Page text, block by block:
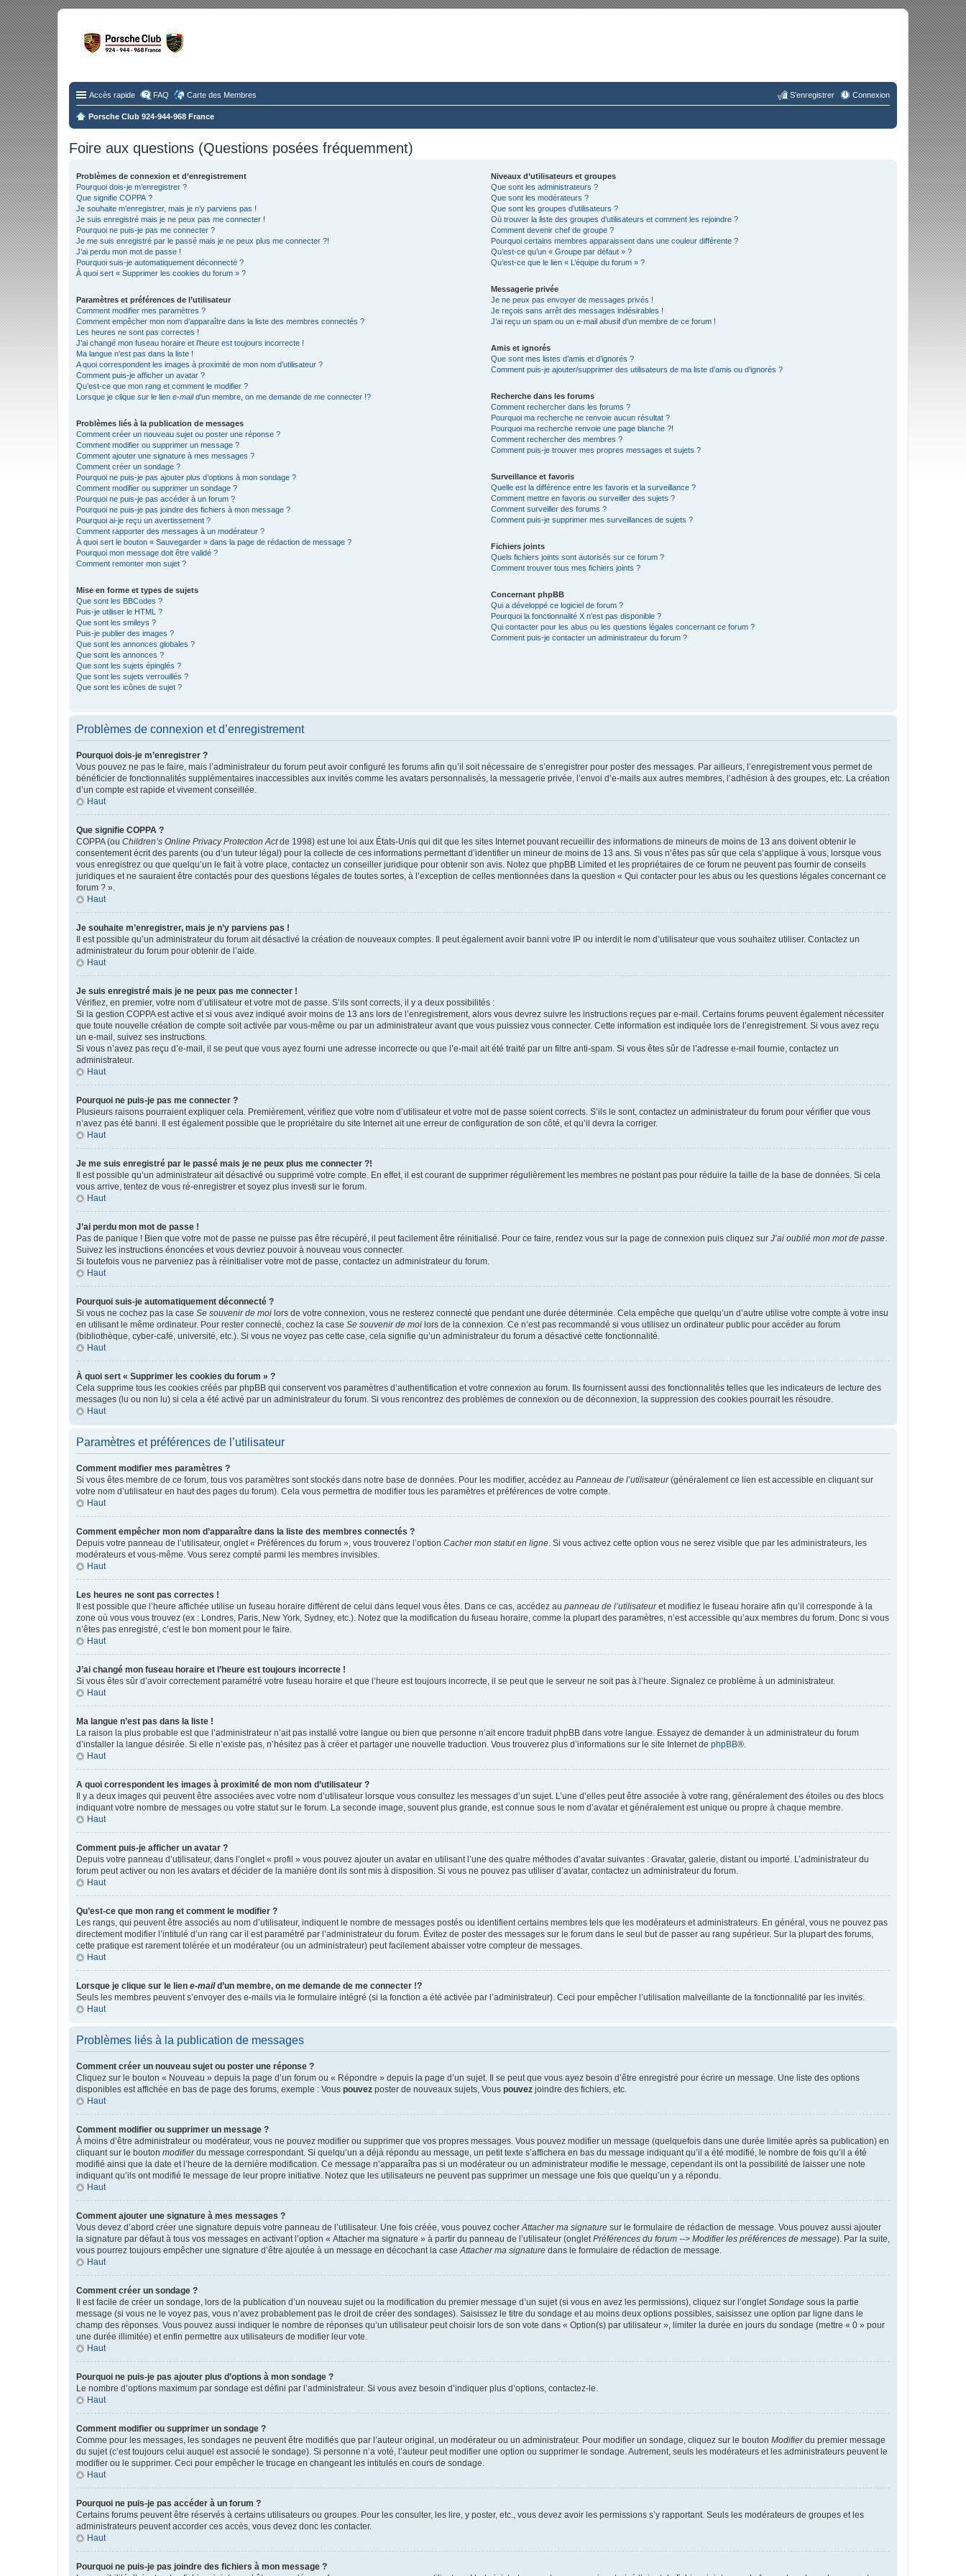
Accès rapide FAQ Carte des Membres Connexion
S’enregistrer
Porsche Club 924-944-968 France
Foire aux questions (Questions posées fréquemment)
Problèmes de connexion et d’enregistrement
Pourquoi dois-je m’enregistrer ?
Que signifie COPPA ?
Je souhaite m’enregistrer, mais je n’y parviens pas !
Je suis enregistré mais je ne peux pas me connecter !
Pourquoi ne puis-je pas me connecter ?
Je me suis enregistré par le passé mais je ne peux plus me connecter ?!
J’ai perdu mon mot de passe !
Pourquoi suis-je automatiquement déconnecté ?
À quoi sert « Supprimer les cookies du forum » ?
Paramètres et préférences de l’utilisateur
Comment modifier mes paramètres ?
Comment empêcher mon nom d’apparaître dans la liste des membres connectés ?
Les heures ne sont pas correctes !
J’ai changé mon fuseau horaire et l’heure est toujours incorrecte !
Ma langue n’est pas dans la liste !
A quoi correspondent les images à proximité de mon nom d’utilisateur ?
Comment puis-je afficher un avatar ?
Qu’est-ce que mon rang et comment le modifier ?
Lorsque je clique sur le lien e-maild’un membre, on me demande de me connecter !?
Problèmes liés à la publication de messages
Comment créer un nouveau sujet ou poster une réponse ?
Comment modifier ou supprimer un message ?
Comment ajouter une signature à mes messages ?
Comment créer un sondage ?
Pourquoi ne puis-je pas ajouter plus d’options à mon sondage ?
Comment modifier ou supprimer un sondage ?
Pourquoi ne puis-je pas accéder à un forum ?
Pourquoi ne puis-je pas joindre des fichiers à mon message ?
Pourquoi ai-je reçu un avertissement ?
Comment rapporter des messages à un modérateur ?
À quoi sert le bouton « Sauvegarder » dans la page de rédaction de message ?
Pourquoi mon message doit être validé ?
Comment remonter mon sujet ?
Mise en forme et types de sujets
Que sont les BBCodes ?
Puis-je utiliser le HTML ?
Que sont les smileys ?
Puis-je publier des images ?
Que sont les annonces globales ?
Que sont les annonces ?
Que sont les sujets épinglés ?
Que sont les sujets verrouillés ?
Que sont les icônes de sujet ?
Niveaux d’utilisateurs et groupes
Que sont les administrateurs ?
Que sont les modérateurs ?
Que sont les groupes d’utilisateurs ?
Où trouver la liste des groupes d’utilisateurs et comment les rejoindre ?
Comment devenir chef de groupe ?
Pourquoi certains membres apparaissent dans une couleur différente ?
Qu’est-ce qu’un « Groupe par défaut » ?
Qu’est-ce que le lien « L’équipe du forum » ?
Messagerie privée
Je ne peux pas envoyer de messages privés !
Je reçois sans arrêt des messages indésirables !
J’ai reçu un spam ou un e-mail abusif d’un membre de ce forum !
Amis et ignorés
Que sont mes listes d’amis et d’ignorés ?
Comment puis-je ajouter/supprimer des utilisateurs de ma liste d’amis ou d’ignorés ?
Recherche dans les forums
Comment rechercher dans les forums ?
Pourquoi ma recherche ne renvoie aucun résultat ?
Pourquoi ma recherche renvoie une page blanche ?!
Comment rechercher des membres ?
Comment puis-je trouver mes propres messages et sujets ?
Surveillance et favoris
Quelle est la différence entre les favoris et la surveillance ?
Comment mettre en favoris ou surveiller des sujets ?
Comment surveiller des forums ?
Comment puis-je supprimer mes surveillances de sujets ?
Fichiers joints
Quels fichiers joints sont autorisés sur ce forum ?
Comment trouver tous mes fichiers joints ?
Concernant phpBB
Qui a développé ce logiciel de forum ?
Pourquoi la fonctionnalité X n’est pas disponible ?
Qui contacter pour les abus ou les questions légales concernant ce forum ?
Comment puis-je contacter un administrateur du forum ?
Problèmes de connexion et d’enregistrement
Pourquoi dois-je m’enregistrer ?
Vous pouvez ne pas le faire, mais l’administrateur du forum peut avoir configuré les forums afin qu’il soit nécessaire de s’enregistrer pour poster des messages. Par ailleurs, l’enregistrement vous permet de
bénéficier de fonctionnalités supplémentaires inaccessibles aux invités comme les avatars personnalisés, la messagerie privée, l’envoi d’e-mails aux autres membres, l’adhésion à des groupes, etc. La création
d’un compte est rapide et vivement conseillée.
Haut
Que signifie COPPA ?
COPPA (ou Children’s Online Privacy Protection Actde 1998) est une loi aux États-Unis qui dit que les sites Internet pouvant recueillir des informations de mineurs de moins de 13 ans doivent obtenir le
consentement écrit des parents (ou d’un tuteur légal) pour la collecte de ces informations permettant d’identifier un mineur de moins de 13 ans. Si vous n’êtes pas sûr que cela s’applique à vous, lorsque vous
vous enregistrez ou que quelqu’un le fait à votre place, contactez un conseiller juridique pour obtenir son avis. Notez que phpBB Limited et les propriétaires de ce forum ne peuvent pas fournir de conseils
juridiques et ne sauraient être contactés pour des questions légales de toutes sortes, à l’exception de celles mentionnées dans la question « Qui contacter pour les abus ou les questions légales concernant ce
forum ? ».
Haut
Je souhaite m’enregistrer, mais je n’y parviens pas !
Il est possible qu’un administrateur du forum ait désactivé la création de nouveaux comptes. Il peut également avoir banni votre IP ou interdit le nom d’utilisateur que vous souhaitez utiliser. Contactez un
administrateur du forum pour obtenir de l’aide.
Haut
Je suis enregistré mais je ne peux pas me connecter !
Vérifiez, en premier, votre nom d’utilisateur et votre mot de passe. S’ils sont corrects, il y a deux possibilités :
Si la gestion COPPA est active et si vous avez indiqué avoir moins de 13 ans lors de l’enregistrement, alors vous devrez suivre les instructions reçues par e-mail. Certains forums peuvent également nécessiter
que toute nouvelle création de compte soit activée par vous-même ou par un administrateur avant que vous puissiez vous connecter. Cette information est indiquée lors de l’enregistrement. Si vous avez reçu
un e-mail, suivez ses instructions.
Si vous n’avez pas reçu d’e-mail, il se peut que vous ayez fourni une adresse incorrecte ou que l’e-mail ait été traité par un filtre anti-spam. Si vous êtes sûr de l’adresse e-mail fournie, contactez un
administrateur.
Haut
Pourquoi ne puis-je pas me connecter ?
Plusieurs raisons pourraient expliquer cela. Premièrement, vérifiez que votre nom d’utilisateur et votre mot de passe soient corrects. S’ils le sont, contactez un administrateur du forum pour vérifier que vous
n’avez pas été banni. Il est également possible que le propriétaire du site Internet ait une erreur de configuration de son côté, et qu’il devra la corriger.
Haut
Je me suis enregistré par le passé mais je ne peux plus me connecter ?!
Il est possible qu’un administrateur ait désactivé ou supprimé votre compte. En effet, il est courant de supprimer régulièrement les membres ne postant pas pour réduire la taille de la base de données. Si cela
vous arrive, tentez de vous ré-enregistrer et soyez plus investi sur le forum.
Haut
J’ai perdu mon mot de passe !
Pas de panique ! Bien que votre mot de passe ne puisse pas être récupéré, il peut facilement être réinitialisé. Pour ce faire, rendez vous sur la page de connexion puis cliquez sur J’ai oublié mon mot de passe.
Suivez les instructions énoncées et vous devriez pouvoir à nouveau vous connecter.
Si toutefois vous ne parveniez pas à réinitialiser votre mot de passe, contactez un administrateur du forum.
Haut
Pourquoi suis-je automatiquement déconnecté ?
Si vous ne cochez pas la case Se souvenir de moi lors de votre connexion, vous ne resterez connecté que pendant une durée déterminée. Cela empêche que quelqu’un d’autre utilise votre compte à votre insu
en utilisant le même ordinateur. Pour rester connecté, cochez la case Se souvenir de moi lors de la connexion. Ce n’est pas recommandé si vous utilisez un ordinateur public pour accéder au forum
(bibliothèque, cyber-café, université, etc.). Si vous ne voyez pas cette case, cela signifie qu’un administrateur du forum a désactivé cette fonctionnalité.
Haut
À quoi sert « Supprimer les cookies du forum » ?
Cela supprime tous les cookies créés par phpBB qui conservent vos paramètres d’authentification et votre connexion au forum. Ils fournissent aussi des fonctionnalités telles que les indicateurs de lecture des
messages (lu ou non lu) si cela a été activé par un administrateur du forum. Si vous rencontrez des problèmes de connexion ou de déconnexion, la suppression des cookies pourrait les résoudre.
Haut
Paramètres et préférences de l’utilisateur
Comment modifier mes paramètres ?
Si vous êtes membre de ce forum, tous vos paramètres sont stockés dans notre base de données. Pour les modifier, accédez au Panneau de l’utilisateur(généralement ce lien est accessible en cliquant sur
votre nom d’utilisateur en haut des pages du forum). Cela vous permettra de modifier tous les paramètres et préférences de votre compte.
Haut
Comment empêcher mon nom d’apparaître dans la liste des membres connectés ?
Depuis votre panneau de l’utilisateur, onglet « Préférences du forum », vous trouverez l’option Cacher mon statut en ligne. Si vous activez cette option vous ne serez visible que par les administrateurs, les
modérateurs et vous-même. Vous serez compté parmi les membres invisibles.
Haut
Les heures ne sont pas correctes !
Il est possible que l’heure affichée utilise un fuseau horaire différent de celui dans lequel vous êtes. Dans ce cas, accédez au panneau de l’utilisateuret modifiez le fuseau horaire afin qu’il corresponde à la
zone où vous vous trouvez (ex : Londres, Paris, New York, Sydney, etc.). Notez que la modification du fuseau horaire, comme la plupart des paramètres, n’est accessible qu’aux membres du forum. Donc si vous
n’êtes pas enregistré, c’est le bon moment pour le faire.
Haut
J’ai changé mon fuseau horaire et l’heure est toujours incorrecte !
Si vous êtes sûr d’avoir correctement paramétré votre fuseau horaire et que l’heure est toujours incorrecte, il se peut que le serveur ne soit pas à l’heure. Signalez ce problème à un administrateur.
Haut
Ma langue n’est pas dans la liste !
La raison la plus probable est que l’administrateur n’ait pas installé votre langue ou bien que personne n’ait encore traduit phpBB dans votre langue. Essayez de demander à un administrateur du forum
d’installer la langue désirée. Si elle n’existe pas, n’hésitez pas à créer et partager une nouvelle traduction. Vous trouverez plus d’informations sur le site Internet de phpBB®.
Haut
A quoi correspondent les images à proximité de mon nom d’utilisateur ?
Il y a deux images qui peuvent être associées avec votre nom d’utilisateur lorsque vous consultez les messages d’un sujet. L’une d’elles peut être associée à votre rang, généralement des étoiles ou des blocs
indiquant votre nombre de messages ou votre statut sur le forum. La seconde image, souvent plus grande, est connue sous le nom d’avatar et généralement est unique ou propre à chaque membre.
Haut
Comment puis-je afficher un avatar ?
Depuis votre panneau d’utilisateur, dans l’onglet « profil » vous pouvez ajouter un avatar en utilisant l’une des quatre méthodes d’avatar suivantes : Gravatar, galerie, distant ou importé. L’administrateur du
forum peut activer ou non les avatars et décider de la manière dont ils sont mis à disposition. Si vous ne pouvez pas utiliser d’avatar, contactez un administrateur du forum.
Haut
Qu’est-ce que mon rang et comment le modifier ?
Les rangs, qui peuvent être associés au nom d’utilisateur, indiquent le nombre de messages postés ou identifient certains membres tels que les modérateurs et administrateurs. En général, vous ne pouvez pas
directement modifier l’intitulé d’un rang car il est paramétré par l’administrateur du forum. Évitez de poster des messages sur le forum dans le seul but de passer au rang supérieur. Sur la plupart des forums,
cette pratique est rarement tolérée et un modérateur (ou un administrateur) peut facilement abaisser votre compteur de messages.
Haut
Lorsque je clique sur le lien e-maild’un membre, on me demande de me connecter !?
Seuls les membres peuvent s’envoyer des e-mails via le formulaire intégré (si la fonction a été activée par l’administrateur). Ceci pour empêcher l’utilisation malveillante de la fonctionnalité par les invités.
Haut
Problèmes liés à la publication de messages
Comment créer un nouveau sujet ou poster une réponse ?
Cliquez sur le bouton « Nouveau » depuis la page d’un forum ou « Répondre » depuis la page d’un sujet. Il se peut que vous ayez besoin d’être enregistré pour écrire un message. Une liste des options
disponibles est affichée en bas de page des forums, exemple : Vous pouvez poster de nouveaux sujets, Vous pouvez joindre des fichiers, etc.
Haut
Comment modifier ou supprimer un message ?
À moins d’être administrateur ou modérateur, vous ne pouvez modifier ou supprimer que vos propres messages. Vous pouvez modifier un message (quelquefois dans une durée limitée après sa publication) en
cliquant sur le bouton modifierdu message correspondant. Si quelqu’un a déjà répondu au message, un petit texte s’affichera en bas du message indiquant qu’il a été modifié, le nombre de fois qu’il a été
modifié ainsi que la date et l’heure de la dernière modification. Ce message n’apparaîtra pas si un modérateur ou un administrateur modifie le message, cependant ils ont la possibilité de laisser une note
indiquant qu’ils ont modifié le message de leur propre initiative. Notez que les utilisateurs ne peuvent pas supprimer un message une fois que quelqu’un y a répondu.
Haut
Comment ajouter une signature à mes messages ?
Vous devez d’abord créer une signature depuis votre panneau de l’utilisateur. Une fois créée, vous pouvez cocherAttacher ma signature sur le formulaire de rédaction de message. Vous pouvez aussi ajouter
la signature par défaut à tous vos messages en activant l’option « Attacher ma signature » à partir du panneau de l’utilisateur (ongletPréférences du forum --> Modifier les préférences de message). Par la suite,
vous pourrez toujours empêcher une signature d’être ajoutée à un message en décochant la caseAttacher ma signature dans le formulaire de rédaction de message.
Haut
Comment créer un sondage ?
Il est facile de créer un sondage, lors de la publication d’un nouveau sujet ou la modification du premier message d’un sujet (si vous en avez les permissions), cliquez sur l’ongletSondage sous la partie
message (si vous ne le voyez pas, vous n’avez probablement pas le droit de créer des sondages). Saisissez le titre du sondage et au moins deux options possibles, saisissez une option par ligne dans le
champ des réponses. Vous pouvez aussi indiquer le nombre de réponses qu’un utilisateur peut choisir lors de son vote dans « Option(s) par utilisateur », limiter la durée en jours du sondage (mettre « 0 » pour
une durée illimitée) et enfin permettre aux utilisateurs de modifier leur vote.
Haut
Pourquoi ne puis-je pas ajouter plus d’options à mon sondage ?
Le nombre d’options maximum par sondage est défini par l’administrateur. Si vous avez besoin d’indiquer plus d’options, contactez-le.
Haut
Comment modifier ou supprimer un sondage ?
Comme pour les messages, les sondages ne peuvent être modifiés que par l’auteur original, un modérateur ou un administrateur. Pour modifier un sondage, cliquez sur le bouton Modifierdu premier message
du sujet (c’est toujours celui auquel est associé le sondage). Si personne n’a voté, l’auteur peut modifier une option ou supprimer le sondage. Autrement, seuls les modérateurs et les administrateurs peuvent le
modifier ou le supprimer. Ceci pour empêcher le trucage en changeant les intitulés en cours de sondage.
Haut
Pourquoi ne puis-je pas accéder à un forum ?
Certains forums peuvent être réservés à certains utilisateurs ou groupes. Pour les consulter, les lire, y poster, etc., vous devez avoir les permissions s’y rapportant. Seuls les modérateurs de groupes et les
administrateurs peuvent accorder ces accès, vous devez donc les contacter.
Haut
Pourquoi ne puis-je pas joindre des fichiers à mon message ?